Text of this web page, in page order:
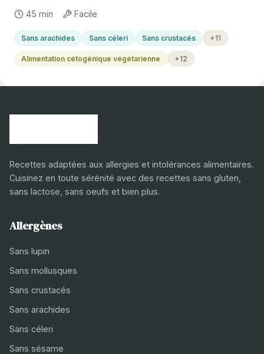
45 min Facile
Sans arachides Sans céleri Sans crustacés +11
Alimentation cétogénique végétarienne +12
Recettes adaptées aux allergies et intolérances alimentaires.
Cuisinez en toute sérénité avec des recettes sans gluten,
sans lactose, sans oeufs et bien plus.
Allergènes
Sans lupin
Sans mollusques
Sans crustacés
Sans arachides
Sans céleri
Sans sésame